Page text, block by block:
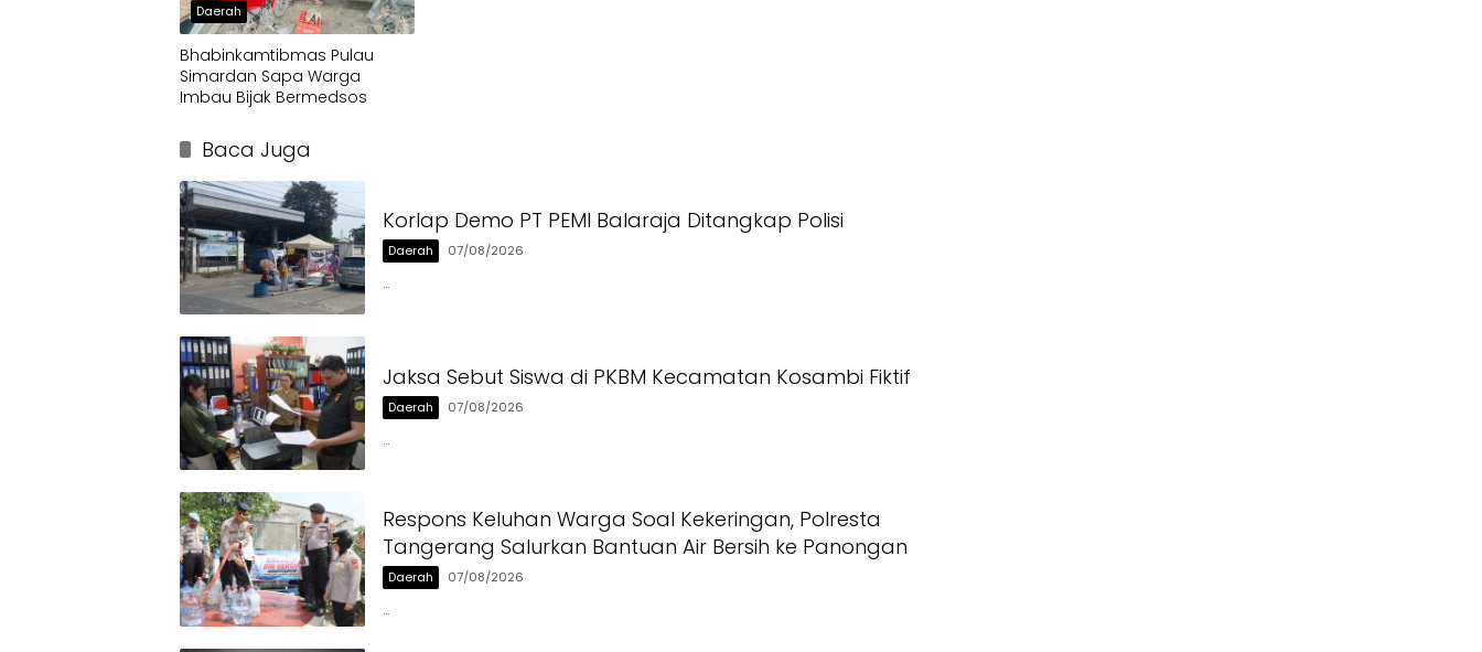
Daerah
Bhabinkamtibmas Pulau
Simardan Sapa Warga
Imbau Bijak Bermedsos
Baca Juga
Korlap Demo PT PEMI Balaraja Ditangkap Polisi
Daerah 07/08/2026
…
Jaksa Sebut Siswa di PKBM Kecamatan Kosambi Fiktif
Daerah 07/08/2026
…
Respons Keluhan Warga Soal Kekeringan, Polresta
Tangerang Salurkan Bantuan Air Bersih ke Panongan
Daerah 07/08/2026
…